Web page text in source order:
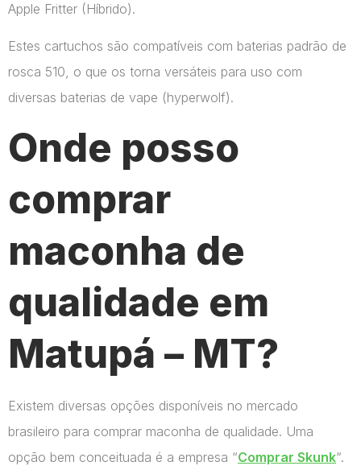
Apple Fritter (Híbrido).
Estes cartuchos são compatíveis com baterias padrão de
rosca 510, o que os torna versáteis para uso com
diversas baterias de vape​ (hyperwolf)​.
Onde posso
comprar
maconha de
qualidade em
Matupá – MT?
Existem diversas opções disponíveis no mercado
brasileiro para comprar maconha de qualidade. Uma
opção bem conceituada é a empresa “Comprar Skunk“.